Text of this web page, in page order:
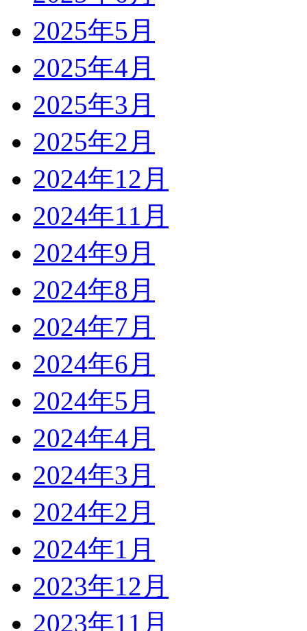
2025年5月
2025年4月
2025年3月
2025年2月
2024年12月
2024年11月
2024年9月
2024年8月
2024年7月
2024年6月
2024年5月
2024年4月
2024年3月
2024年2月
2024年1月
2023年12月
2023年11月